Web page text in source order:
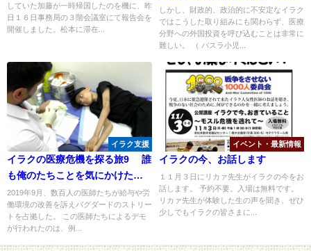
していた加藤が一時帰国したのを機に、昨
日１６日事務局の３階会議室にて報告会を
開催しました。松本に滞在...
資の呼び込み
しかし、財政的、政治的に不安定なイラク
ではこうした取り組みにも関わらず、医療
分野への外国投資を呼び込むことは非常に
難しい。 （ バスラ小児...
イラク支援
イラクの医療危機を探る旅9 誰
も俺のたちことを気にかけたり
はしない…
2019年9月、数百人の医師たちが給与や労
働環境の改善を訴えバグダードのストリー
トを占拠した。 この医師たちによるデモ
が行われたのは、例...
イベント・最新情報
イラクの今、お話します
１１月３日にリカァ先生がイラクの今をお
話します。 予約不要。入場は無料です。
リカァ先生が体験した生の声を聞き、ぜひ
少しでもイラクの皆さまに...